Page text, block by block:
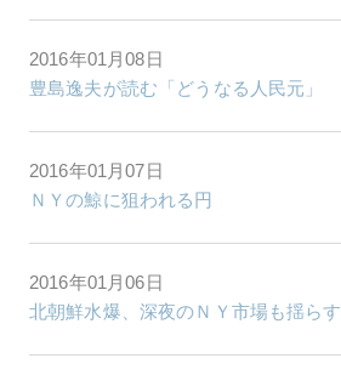
2016年01月08日
豊島逸夫が読む「どうなる人民元」
2016年01月07日
ＮＹの鯨に狙われる円
2016年01月06日
北朝鮮水爆、深夜のＮＹ市場も揺らす